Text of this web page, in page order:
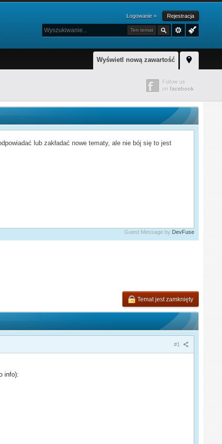
Logowanie » Rejestracja
Ten temat
Wyświetl nową zawartość
lub zakładać nowe tematy, ale nie bój się to jest
Guest Message by DevFuse
Temat jest zamknięty
#1
info):